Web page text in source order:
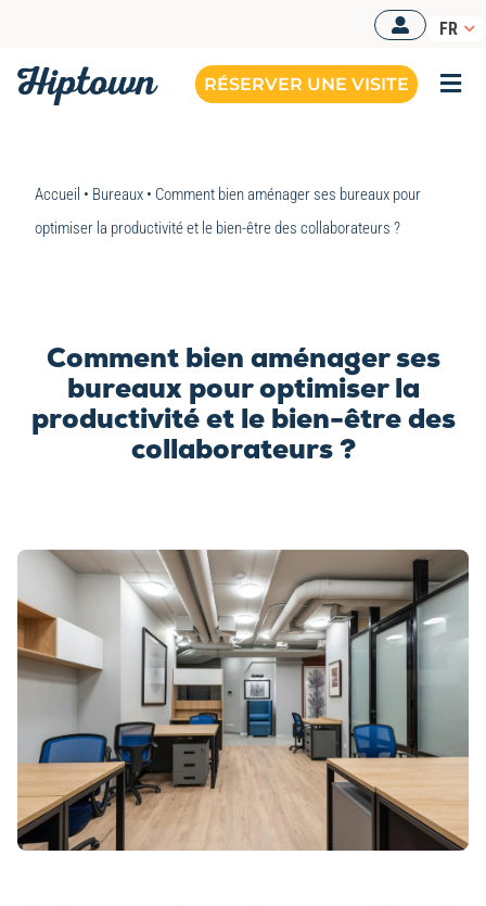
contenu
FR
RÉSERVER UNE VISITE
Accueil • Bureaux• Comment bien aménager ses bureaux pour
optimiser la productivité et le bien-être des collaborateurs ?
Comment bien aménager ses
bureaux pour optimiser la
productivité et le bien-être des
collaborateurs ?